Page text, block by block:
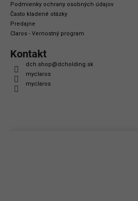
Podmienky ochrany osobných údajov
Často kladené otázky
Predajne
Claros - Vernostný program
Kontakt
dch.shop@dcholding.sk
myclaros
myclaros